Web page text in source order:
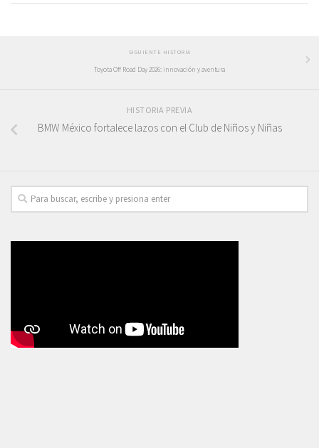
SIGUIENTE HISTORIA
Toyota Off Road Day 2026: innovación y aventura
HISTORIA PREVIA
BMW México fortalece lazos con el Club de Niños y Niñas